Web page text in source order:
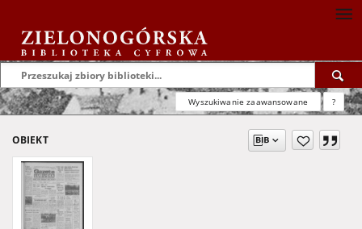
Wyszukiwanie zaawansowane ?
OBIEKT